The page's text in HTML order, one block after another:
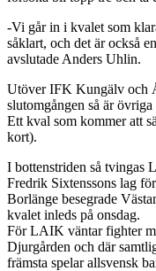
-Vi går in i kvalet som
såklart, och det är också
avslutade Anders Uhlin.
Utöver IFK Kungälv och
slutomgången så är
Ett kval som kommer att
kort).
I bottenstriden så tvingas
Fredrik Sixtenssons lag
Borlänge besegrade
kvalet inleds på onsdag.
För LAIK väntar fighter
Djurgården och där
främsta spelar allsvensk